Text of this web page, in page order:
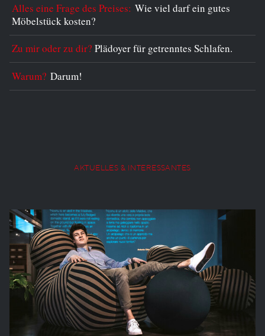
Alles eine Frage des Preises:Wie viel darf ein gutes
Möbelstück kosten?
Zu mir oder zu dir?Plädoyer für getrenntes Schlafen.
Warum?Darum!
AKTUELLES & INTERESSANTES